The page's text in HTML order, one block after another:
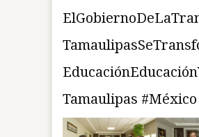
Tamaulipas #México